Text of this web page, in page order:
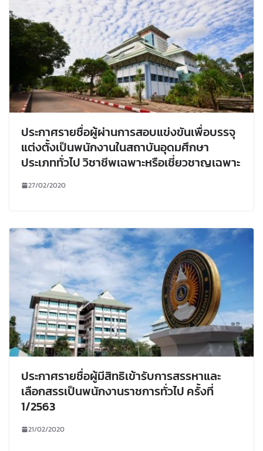
ประกาศรายชื่อผู้ผ่านการสอบแข่งขันเพื่อบรรจุ
แต่งตั้งเป็นพนักงานในสถาบันอุดมศึกษา
ประเภททั่วไป วิชาชีพเฉพาะหรือเชี่ยวชาญเฉพาะ
27/02/2020
ประกาศรายชื่อผู้มีสิทธิเข้ารับการสรรหาและ
เลือกสรรเป็นพนักงานราชการทั่วไป ครั้งที่
1/2563
21/02/2020